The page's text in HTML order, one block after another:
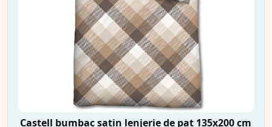
Castell bumbac satin lenjerie de pat 135x200 cm